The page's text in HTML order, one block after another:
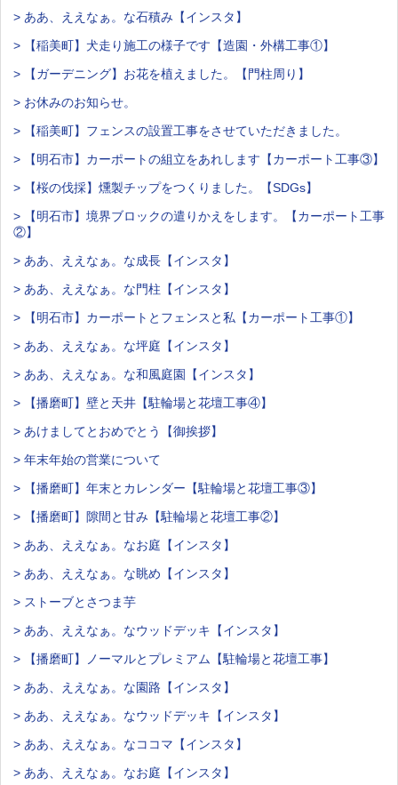
> ああ、ええなぁ。な石積み【インスタ】
> 【稲美町】犬走り施工の様子です【造園・外構工事①】
> 【ガーデニング】お花を植えました。【門柱周り】
> お休みのお知らせ。
> 【稲美町】フェンスの設置工事をさせていただきました。
> 【明石市】カーポートの組立をあれします【カーポート工事③】
> 【桜の伐採】燻製チップをつくりました。【SDGs】
> 【明石市】境界ブロックの遣りかえをします。【カーポート工事
②】
> ああ、ええなぁ。な成長【インスタ】
> ああ、ええなぁ。な門柱【インスタ】
> 【明石市】カーポートとフェンスと私【カーポート工事①】
> ああ、ええなぁ。な坪庭【インスタ】
> ああ、ええなぁ。な和風庭園【インスタ】
> 【播磨町】壁と天井【駐輪場と花壇工事④】
> あけましてとおめでとう【御挨拶】
> 年末年始の営業について
> 【播磨町】年末とカレンダー【駐輪場と花壇工事③】
> 【播磨町】隙間と甘み【駐輪場と花壇工事②】
> ああ、ええなぁ。なお庭【インスタ】
> ああ、ええなぁ。な眺め【インスタ】
> ストーブとさつま芋
> ああ、ええなぁ。なウッドデッキ【インスタ】
> 【播磨町】ノーマルとプレミアム【駐輪場と花壇工事】
> ああ、ええなぁ。な園路【インスタ】
> ああ、ええなぁ。なウッドデッキ【インスタ】
> ああ、ええなぁ。なココマ【インスタ】
> ああ、ええなぁ。なお庭【インスタ】